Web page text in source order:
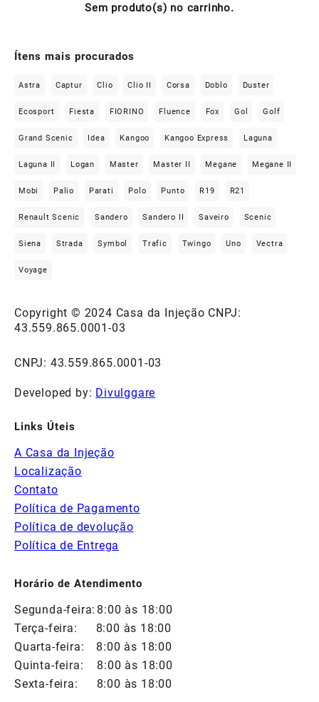
Sem produto(s) no carrinho.
Ítens mais procurados
Astra Captur Clio Clio II Corsa Doblo Duster
Ecosport Fiesta FIORINO Fluence Fox Gol Golf
Grand Scenic Idea Kangoo Kangoo Express Laguna
Laguna II Logan Master Master II Megane Megane II
Mobi Palio Parati Polo Punto R19 R21
Renault Scenic Sandero Sandero II Saveiro Scenic
Siena Strada Symbol Trafic Twingo Uno Vectra
Voyage
Copyright © 2024 Casa da Injeção CNPJ:
43.559.865.0001-03
CNPJ: 43.559.865.0001-03
Developed by: Divulggare
Links Úteis
A Casa da Injeção
Localização
Contato
Política de Pagamento
Política de devolução
Política de Entrega
Horário de Atendimento
Segunda-feira: 8:00 às 18:00
Terça-feira:
8:00 às 18:00
Quarta-feira:
8:00 às 18:00
Quinta-feira:
8:00 às 18:00
Sexta-feira:
8:00 às 18:00